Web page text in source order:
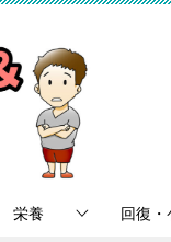
栄養 回復・